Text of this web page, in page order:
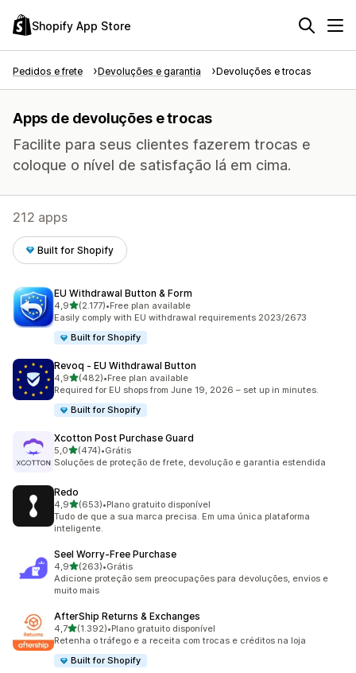
Shopify App Store
Pedidos e frete Devoluções e garantia Devoluções e trocas
Apps de devoluções e trocas
Facilite para seus clientes fazerem trocas e
coloque o nível de satisfação lá em cima.
212 apps
Built for Shopify
EU Withdrawal Button & Form
4,9de 5 estrelas
(2.177)
2177 avaliações ao todo
•Free plan available
Easily comply with EU withdrawal requirements 2023/2673
Built for Shopify
Revoq ‑ EU Withdrawal Button
4,9de 5 estrelas
(482)
482 avaliações ao todo
•Free plan available
Required for EU shops from June 19, 2026 – set up in minutes.
Built for Shopify
Xcotton Post Purchase Guard
5,0de 5 estrelas
(474)
474 avaliações ao todo
•Grátis
Soluções de proteção de frete, devolução e garantia estendida
Redo
4,9de 5 estrelas
(653)
653 avaliações ao todo
•Plano gratuito disponível
Tudo de que a sua marca precisa. Em uma única plataforma
inteligente.
Seel Worry‑Free Purchase
4,9de 5 estrelas
(263)
263 avaliações ao todo
•Grátis
Adicione proteção sem preocupações para devoluções, envios e
muito mais
AfterShip Returns & Exchanges
4,7de 5 estrelas
(1.392)
1392 avaliações ao todo
•Plano gratuito disponível
Retenha o tráfego e a receita com trocas e créditos na loja
Built for Shopify